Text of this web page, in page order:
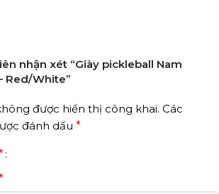
nhận xét “Giày pickleball Nam
Red/White”
được hiển thị công khai. Các
đánh dấu *